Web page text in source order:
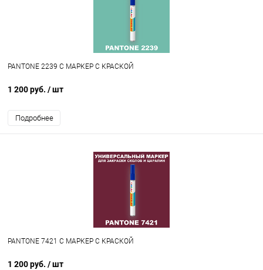
PANTONE 2239 C МАРКЕР С КРАСКОЙ
1 200 руб. / шт
Подробнее
PANTONE 7421 C МАРКЕР С КРАСКОЙ
1 200 руб. / шт